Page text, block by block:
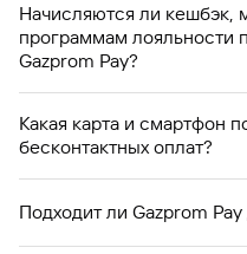
Начисляются ли кешбэк,
программам лояльности
Gazprom Pay?
начисляются как и при
Какая карта и смартфон
бесконтактных оплат?
управлением Android c
Подходит ли Gazprom